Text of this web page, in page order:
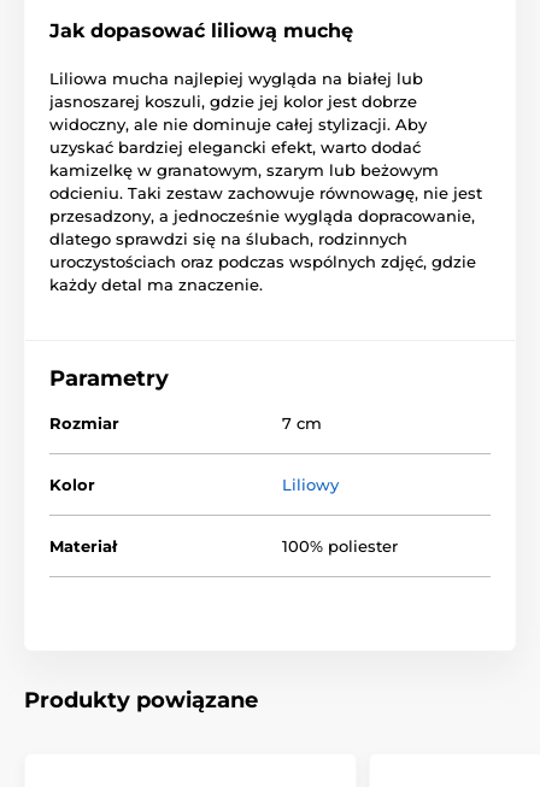
Jak dopasować liliową muchę
Liliowa mucha najlepiej wygląda na białej lub
jasnoszarej koszuli, gdzie jej kolor jest dobrze
widoczny, ale nie dominuje całej stylizacji. Aby
uzyskać bardziej elegancki efekt, warto dodać
kamizelkę w granatowym, szarym lub beżowym
odcieniu. Taki zestaw zachowuje równowagę, nie jest
przesadzony, a jednocześnie wygląda dopracowanie,
dlatego sprawdzi się na ślubach, rodzinnych
uroczystościach oraz podczas wspólnych zdjęć, gdzie
każdy detal ma znaczenie.
Parametry
Rozmiar 7 cm
Kolor Liliowy
Materiał 100% poliester
Produkty powiązane